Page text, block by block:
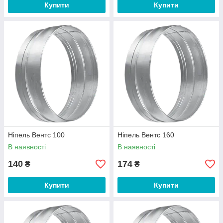
Купити Купити
Ніпель Вентс 100
В наявності
140 ₴
Купити
Ніпель Вентс 160
В наявності
174 ₴
Купити